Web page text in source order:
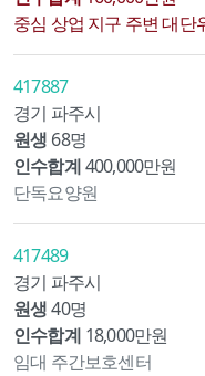
417887
경기 파주시
원생 68명
인수합계400,000만원
단독요양원
417489
경기 파주시
원생 40명
인수합계 18,000만원
임대 주간보호센터